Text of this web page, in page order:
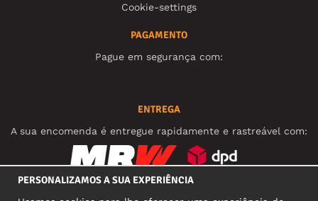
Cookie-settings
PAGAMENTO
Pague em segurança com:
ENTREGA
A sua encomenda é entregue rapidamente e rastreável com:
PERSONALIZAMOS A SUA EXPERIÊNCIA